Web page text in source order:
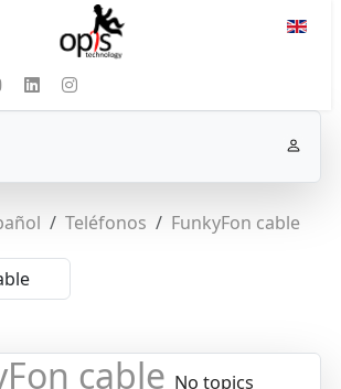
Teléfonos FunkyFon cable
cable No topics